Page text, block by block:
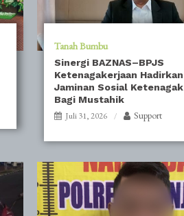
Tanah Bumbu
Sinergi BAZNAS–BPJS
Ketenagakerjaan Hadirkan
Jaminan Sosial
Bagi Mustahik
Juli 31, 2026
Support